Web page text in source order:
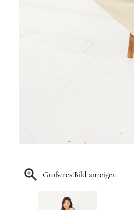
Größeres Bild anzeigen